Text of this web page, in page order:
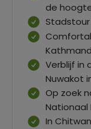
de
Stadstour
Verblijf in
Nuwakot
Op zoek
Nationaal
In